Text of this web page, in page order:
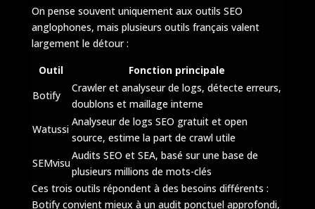
On pense souvent uniquement aux outils SEO
anglophones, mais plusieurs outils français valent
largement le détour :
Outil
Fonction principale
Botify
Crawler et analyseur de logs, détecte erreurs,
doublons et maillage interne
Watussi
Analyseur de logs SEO gratuit et open
source, estime la part de crawl utile
SEMvisu
Audits SEO et SEA, basé sur une base de
plusieurs millions de mots-clés
Ces trois outils répondent à des besoins différents :
Botify convient mieux à un audit ponctuel approfondi,